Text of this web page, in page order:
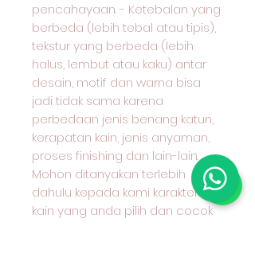
pencahayaan. - Ketebalan yang
berbeda (lebih tebal atau tipis),
tekstur yang berbeda (lebih
halus, lembut atau kaku) antar
desain, motif dan warna bisa
jadi tidak sama karena
perbedaan jenis benang katun,
kerapatan kain, jenis anyaman,
proses finishing dan lain-lain.
Mohon ditanyakan terlebih
dahulu kepada kami karakter
kain yang anda pilih dan cocok